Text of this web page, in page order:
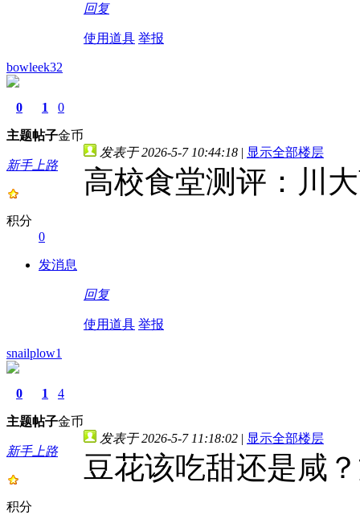
回复
使用道具 举报
bowleek32
0
主题
1
帖子
0
金币
新手上路
积分
0
发消息
发表于 2026-5-7 10:44:18 | 显示全部楼层
高校食堂测评：川
回复
使用道具 举报
snailplow1
0
主题
1
帖子
4
金币
新手上路
积分
发表于 2026-5-7 11:18:02 | 显示全部楼层
豆花该吃甜还是咸